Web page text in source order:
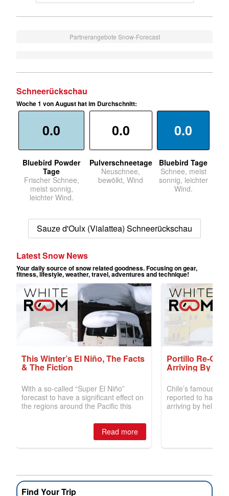
Partnerangebote Snow-Forecast
Schneerückschau
Woche 1 von August hat im Durchschnitt:
0.0
Bluebird Powder
Tage
Frischer Schnee,
meist sonnig,
leichter Wind.
0.0
Pulverschneetage
Neuschnee,
bewölkt, Wind
0.0
Bluebird Tage
Schnee, meist
sonnig, leichter
Wind.
Sauze d'Oulx (Vialattea) Schneerückschau
Find Your Trip